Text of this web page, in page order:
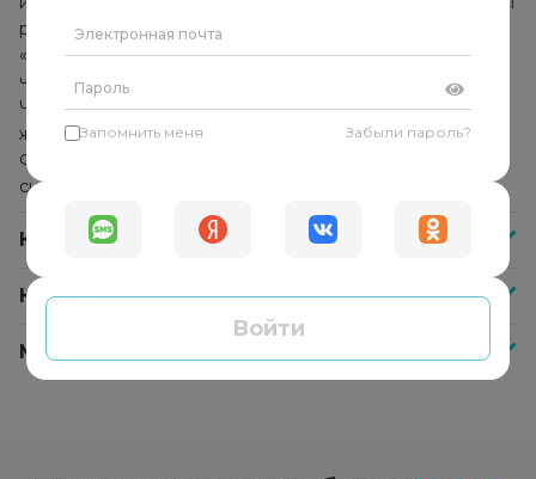
решить конкретную проблему. Он не указывает
«правильное» решение и не даёт советы, а помогает
человеку найти собственные ответы и решения.
Человек начинает прислушиваться к себе, своим
желаниям и находит в себе внутреннюю опору.
Формируется способность справляться с любыми
ситуациями самостоятельно.
Как часто нужно посещать психолога?
Как оплатить сессию со специалистом?
Меня не устроил психолог, что делать?
Запомнить меня Забыли пароль?
Войти